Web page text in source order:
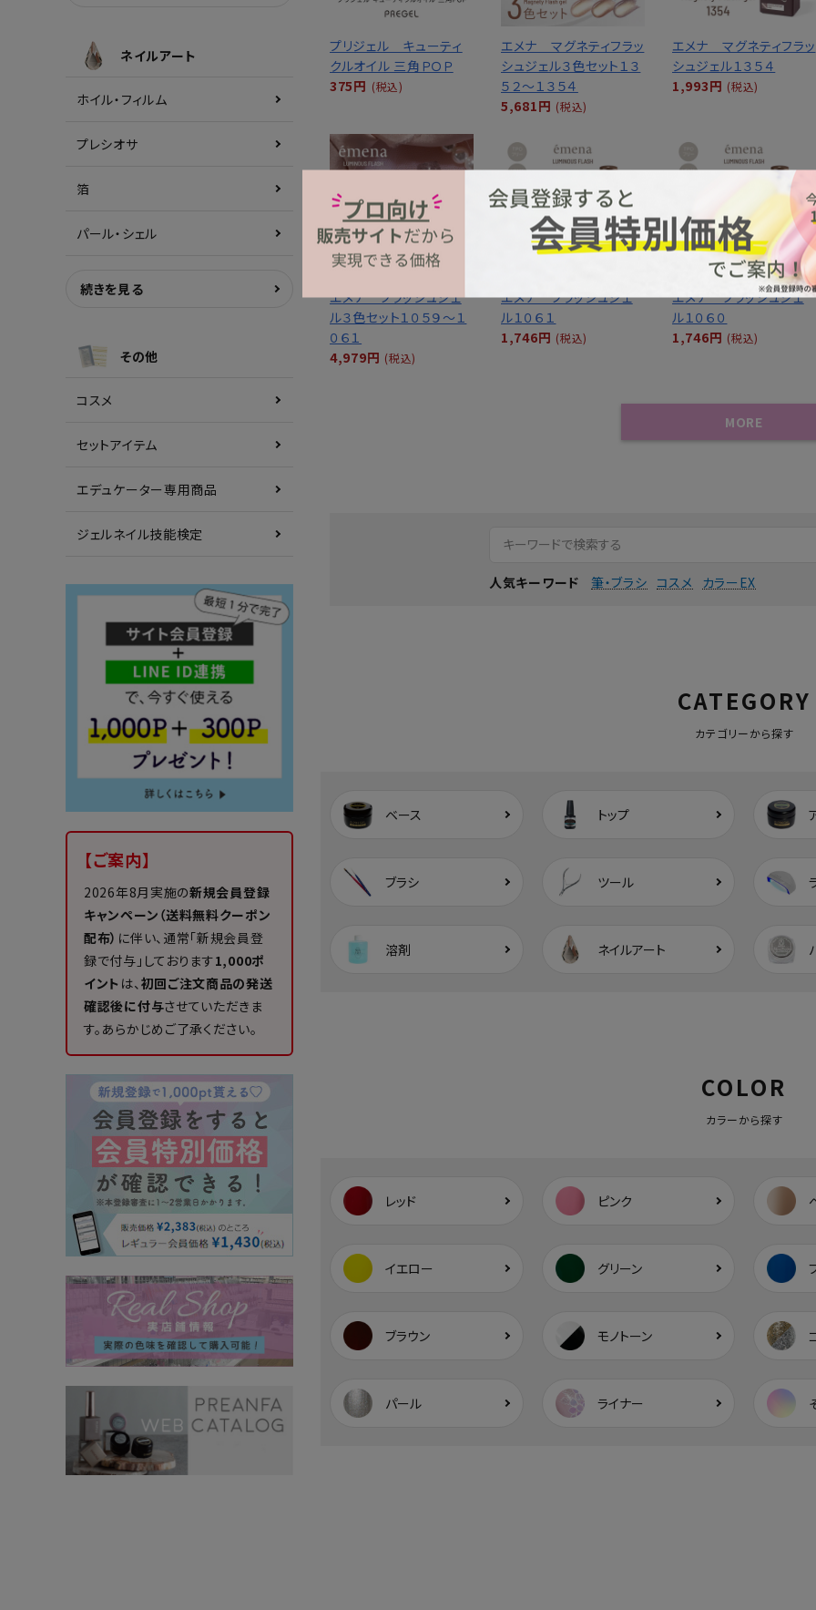
ネイルアート
ホイル・フィルム
プレシオサ
箔
パール・シェル
続きを見る
その他
コスメ
セットアイテム
エデュケーター専用商品
ジェルネイル技能検定
【ご案内】
2026年8月実施の新規会員登録
キャンペーン（送料無料クーポン
配布） に伴い、通常「新規会員登
録で付与」しております1,000ポ
イント は、初回ご注文商品の発送
確認後に付与させていただきま
す。あらかじめご了承ください。
プリジェル キューティ
クルオイル 三角ＰＯＰ
375円 (税込)
エメナ マグネティフラッ
シュジェル３色セット１３
５２～１３５４
5,681円 (税込)
エメナ マグネティフラッ
シュジェル１３５４
1,993円 (税込)
エメナ フラッシュジェ
ル３色セット１０５９～１
０６１
4,979円 (税込)
エメナ フラッシュジェ
ル１０６１
1,746円 (税込)
エメナ フラッシュジェ
ル１０６０
1,746円 (税込)
MORE
人気キーワード 筆・ブラシ コスメ カラーEX
CATEGORY
カテゴリーから探す
ベース トップ
ブラシ ツール
溶剤 ネイルアート
COLOR
カラーから探す
レッド ピンク
イエロー グリーン
ブラウン モノトーン
パール ライナー